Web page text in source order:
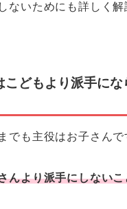
ないためにも詳しく解
どもより派手にな
でも主役はお子さんで
んより派手にしない